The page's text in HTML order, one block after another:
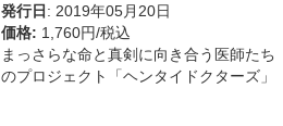
発行日 : 2019年05月20日
価格: 1,760円/税込
まっさらな命と真剣に向き合う医師たち
のプロジェクト「ヘンタイドクターズ」